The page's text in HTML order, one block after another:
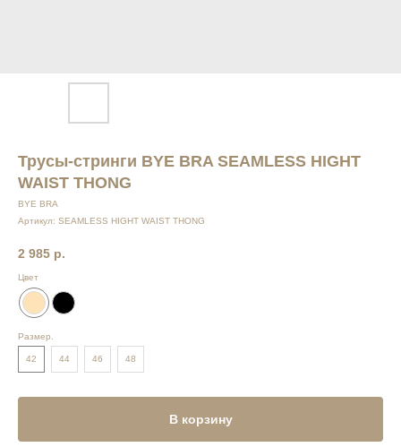
Трусы-стринги BYE BRA SEAMLESS HIGHT
WAIST THONG
BYE BRA
Артикул: SEAMLESS HIGHT WAIST THONG
2 985 р.
Цвет
Размер.
42 44 46 48
В корзину